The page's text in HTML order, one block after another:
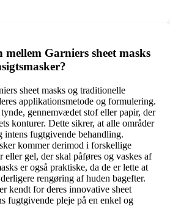
Garniers sheet masks
sheet masks og traditionelle
applikationsmetode og formulering.
gennemvædet stof eller papir, der
konturer. Dette sikrer, at alle områder
fugtgivende behandling.
kommer derimod i forskellige
eller gel, der skal påføres og vaskes af
er også praktiske, da de er lette at
rengøring af huden bagefter.
kendt for deres innovative sheet
fugtgivende pleje på en enkel og